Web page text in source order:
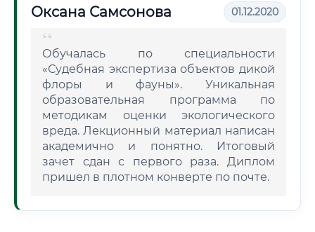
Оксана Самсонова 01.12.2020
Обучалась по специальности
«Судебная экспертиза объектов дикой
флоры и фауны». Уникальная
образовательная программа по
методикам оценки экологического
вреда. Лекционный материал написан
академично и понятно. Итоговый
зачет сдан с первого раза. Диплом
пришел в плотном конверте по почте.